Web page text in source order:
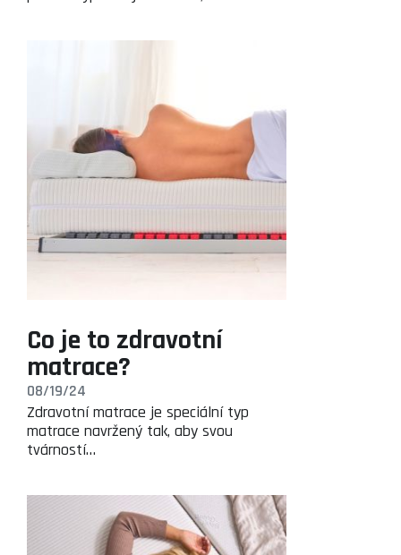
Co je to zdravotní
matrace?
08/19/24
Zdravotní matrace je speciální typ
matrace navržený tak, aby svou
tvárností…